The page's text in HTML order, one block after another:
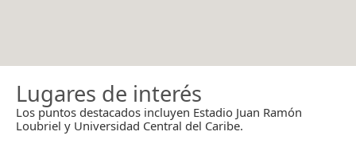
Lugares de interés
Los puntos destacados incluyen Estadio Juan Ramón
Loubriel y Universidad Central del Caribe.